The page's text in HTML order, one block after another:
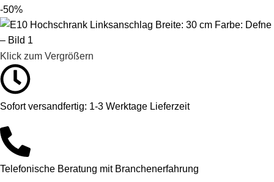
-50%
Klick zum Vergrößern
Sofort versandfertig: 1-3 Werktage Lieferzeit
Telefonische Beratung mit Branchenerfahrung